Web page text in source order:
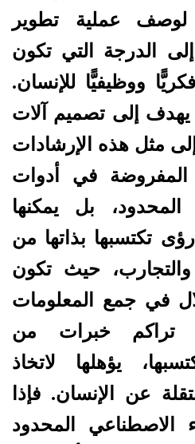
عملية تطوير
إلى الدرجة التي تكون
ووظيفيًّا للإنسان.
إلى تصميم آلات
مثل هذه الإرشادات
المفروضة في أدوات
المحدود، بل يمكنها
تكتسبها بذاتها من
والتجارب، حيث تكون
في جمع المعلومات
تراكم خبرات من
يؤهلها لاتخاذ
عن الإنسان. فإذا
الاصطناعي المحدود